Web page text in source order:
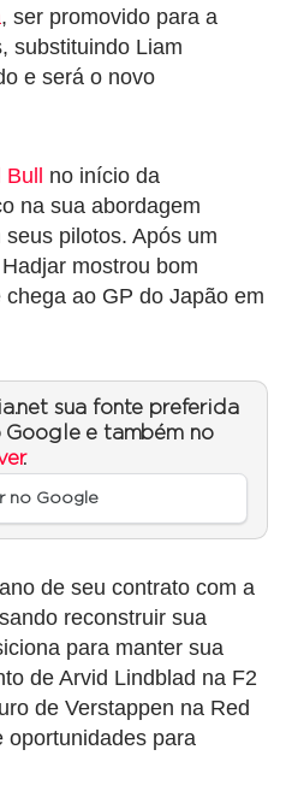
, ser promovido para a
substituindo Liam
e será o novo
Bull no início da
na sua abordagem
pilotos. Após um
mostrou bom
ao GP do Japão em
sua fonte preferida
Google e também no
.
no Google
de seu contrato com a
reconstruir sua
para manter sua
de Arvid Lindblad na F2
de Verstappen na Red
oportunidades para